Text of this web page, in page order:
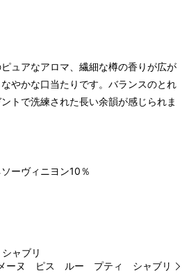
ュアなアロマ、繊細な樽の香りが広が
やかな口当たりです。バランスのとれ
トで洗練された長い余韻が感じられま
ーヴィニヨン10％
ャブリ
ーヌ ピス ルー プティ シャブリ